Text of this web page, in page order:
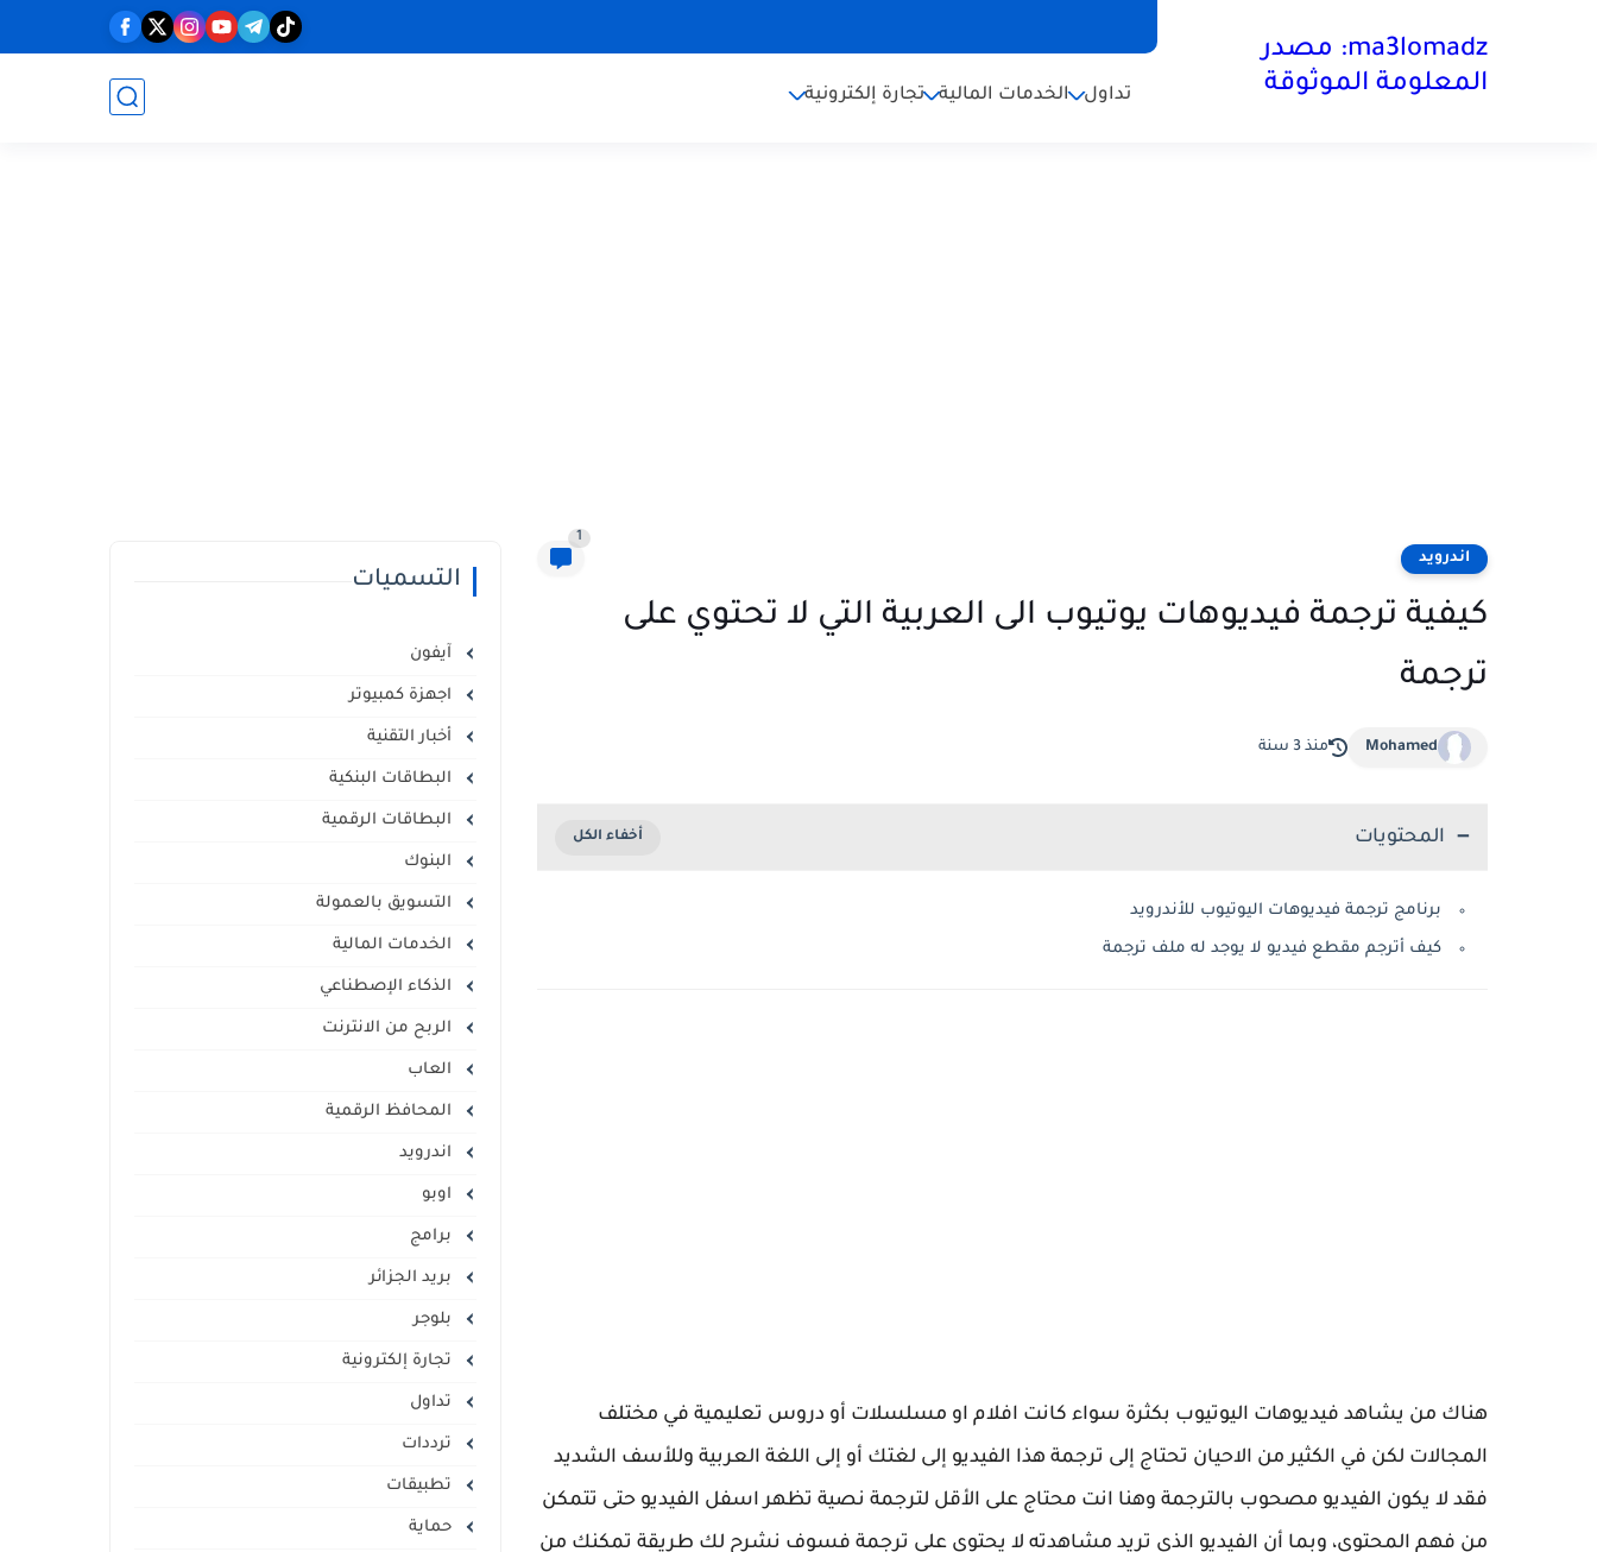
ma3lomadz: مصدر
المعلومة الموثوقة
تداول الخدمات المالية تجارة إلكترونية
اندرويد
1
كيفية ترجمة فيديوهات يوتيوب الى العربية التي لا تحتوي على
ترجمة
Mohamed منذ 3 سنة
المحتويات
برنامج ترجمة فيديوهات اليوتيوب للأندرويد
كيف أترجم مقطع فيديو لا يوجد له ملف ترجمة
هناك من يشاهد فيديوهات اليوتيوب بكثرة سواء كانت افلام او مسلسلات أو دروس تعليمية في مختلف
المجالات لكن في الكثير من الاحيان تحتاج إلى ترجمة هذا الفيديو إلى لغتك أو إلى اللغة العربية وللأسف الشديد
فقد لا يكون الفيديو مصحوب بالترجمة وهنا انت محتاج على الأقل لترجمة نصية تظهر اسفل الفيديو حتى تتمكن
من فهم المحتوى، وبما أن الفيديو الذي تريد مشاهدته لا يحتوي على ترجمة فسوف نشرح لك طريقة تمكنك من
التسميات
آيفون
اجهزة كمبيوتر
أخبار التقنية
البطاقات البنكية
البطاقات الرقمية
البنوك
التسويق بالعمولة
الخدمات المالية
الذكاء الإصطناعي
الربح من الانترنت
العاب
المحافظ الرقمية
اندرويد
اوبو
برامج
بريد الجزائر
بلوجر
تجارة إلكترونية
تداول
ترددات
تطبيقات
حماية